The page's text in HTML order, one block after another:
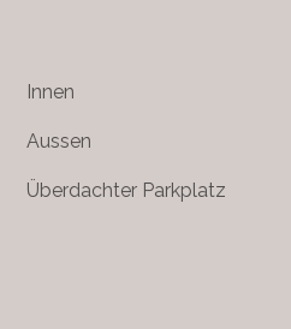
Innen
Aussen
Überdachter Parkplatz